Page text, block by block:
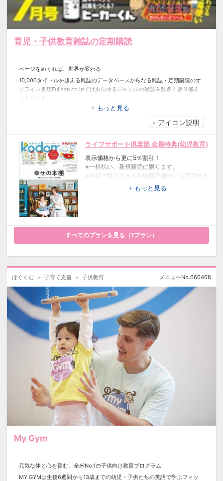
育児・子供教育雑誌の定期購読
ページをめくれば、世界が変わる
10,000タイトルを超える雑誌のデータベースからなる雑誌・定期購読のオ
ンライン書店Fujisan.co.jpではあらゆるジャンルの雑誌を数多く取り揃え
また、ライフサポート倶楽部会員様限定割引いたします。ぜひ、この機会
▼【半額】で購入できる雑誌にもライフサポート倶楽部会員様限定割引が
+ もっと見る
アイコン説明
ライフサポート倶楽部 会員特典(幼児教育)
表示価格から更に5％割引！
※一括払い、新規購読に限ります。
※半額で購入できる年間購読雑誌にも適用でき
+ もっと見る
すべてのプランを見る（1プラン）
はぐくむ 子育て支援 子供教育 メニューNo.660468
My Gym
元気な体と心を育む、全米No.1の子供向け教育プログラム
MY GYMは生後6週間から13歳までの幼児・子供たちの英語で学ぶフィッ